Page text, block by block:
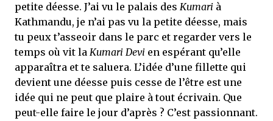
petite déesse. J’ai vu le palais des Kumari à
Kathmandu, je n’ai pas vu la petite déesse, mais
tu peux t’asseoir dans le parc et regarder vers le
temps où vit la Kumari Devi en espérant qu’elle
apparaîtra et te saluera. L’idée d’une fillette qui
devient une déesse puis cesse de l’être est une
idée qui ne peut que plaire à tout écrivain. Que
peut-elle faire le jour d’après ? C’est passionnant.